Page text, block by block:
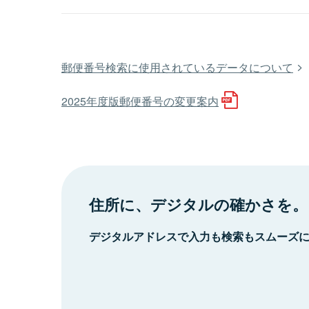
郵便番号検索に使用されているデータについて
2025年度版郵便番号の変更案内
住所に、デジタルの確かさを。
デジタルアドレスで入力も検索もスムーズ